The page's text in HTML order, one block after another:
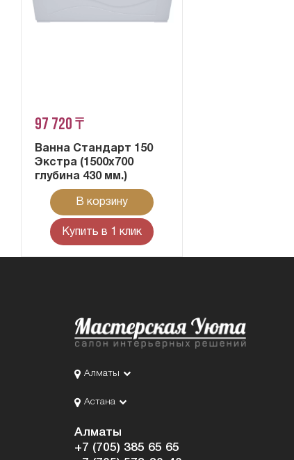
97 720 ₸
Ванна Стандарт 150
Экстра (1500х700
глубина 430 мм.)
В корзину
Купить в 1 клик
Алматы
Астана
Алматы
+7 (705) 385 65 65